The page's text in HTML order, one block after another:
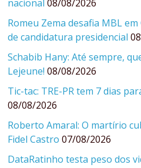
nacional 08/08/2026
Romeu Zema desafia MBL
de candidatura presidencial
Schabib Hany: Até sempre,
Lejeune! 08/08/2026
Tic-tac: TRE-PR tem 7 dias
08/08/2026
Roberto Amaral: O martírio
Fidel Castro 07/08/2026
DataRatinho testa peso dos